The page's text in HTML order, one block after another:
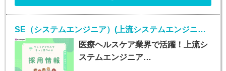
SE（システムエンジニア）(上流システムエンジニア/正社員)
医療ヘルスケア業界で活躍！上流シ
ステムエンジニア…